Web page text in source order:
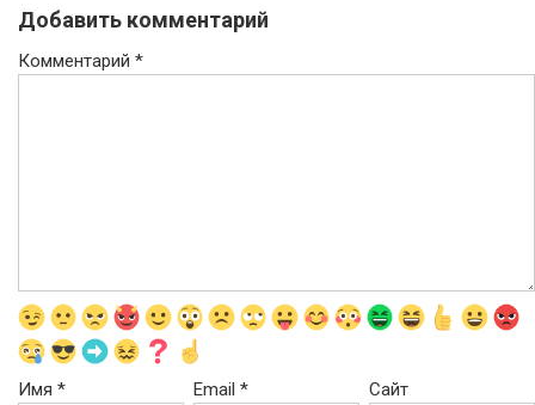
Добавить комментарий
Комментарий *
Имя * Email* Сайт